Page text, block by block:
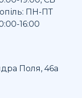
ПН-ПТ
16:00
Поля, 46а